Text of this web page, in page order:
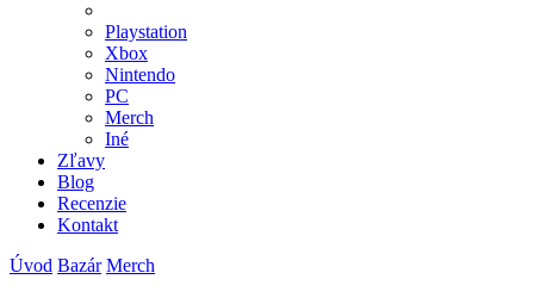
Playstation
Xbox
Nintendo
PC
Merch
Iné
Zľavy
Blog
Recenzie
Kontakt
Úvod Bazár Merch